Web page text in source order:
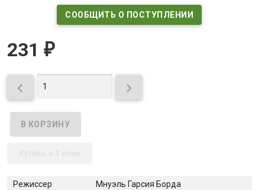
СООБЩИТЬ О ПОСТУПЛЕНИИ
231 ₽
 
Режиссер Мнуэль Гарсия Борда